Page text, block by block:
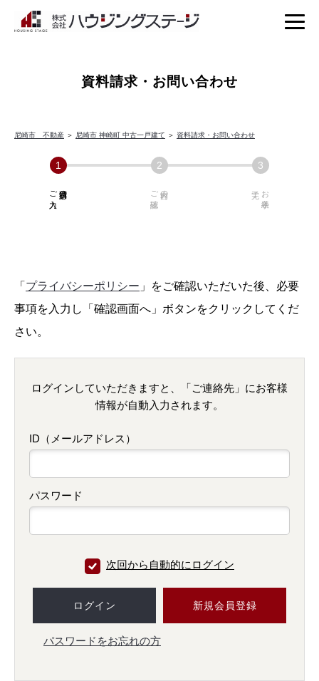
資料請求・お問い合わせ
尼崎市 不動産 ＞ 尼崎市 神崎町 中古一戸建て ＞ 資料請求・お問い合わせ
必須項目の
ご入力 内容の
ご確認 お手続き
「 プライバシーポリシー 」をご確認いただいた後、必要
事項を入力し「確認画面へ」ボタンをクリックしてくだ
さい。
ログインしていただきますと、「ご連絡先」にお客様
情報が自動入力されます。
ID（メールアドレス）
パスワード
次回から自動的にログイン
ログイン 新規会員登録
パスワードをお忘れの方